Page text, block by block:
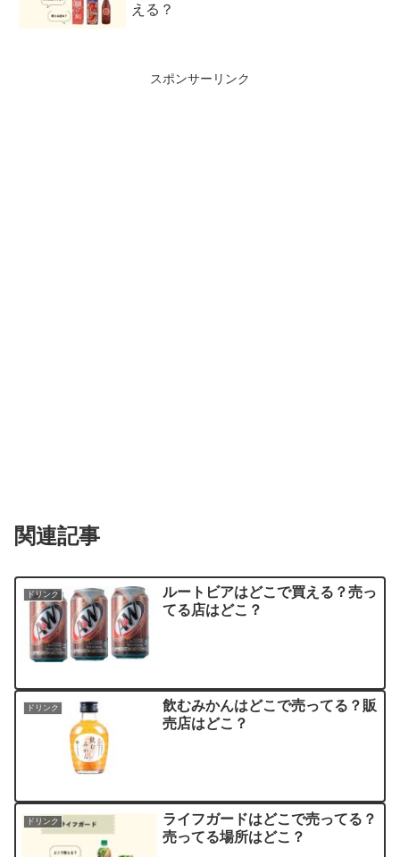
える？
スポンサーリンク
関連記事
ドリンク
ルートビアはどこで買える？売っ
てる店はどこ？
ドリンク
飲むみかんはどこで売ってる？販
売店はどこ？
ドリンク
ライフガードはどこで売ってる？
売ってる場所はどこ？